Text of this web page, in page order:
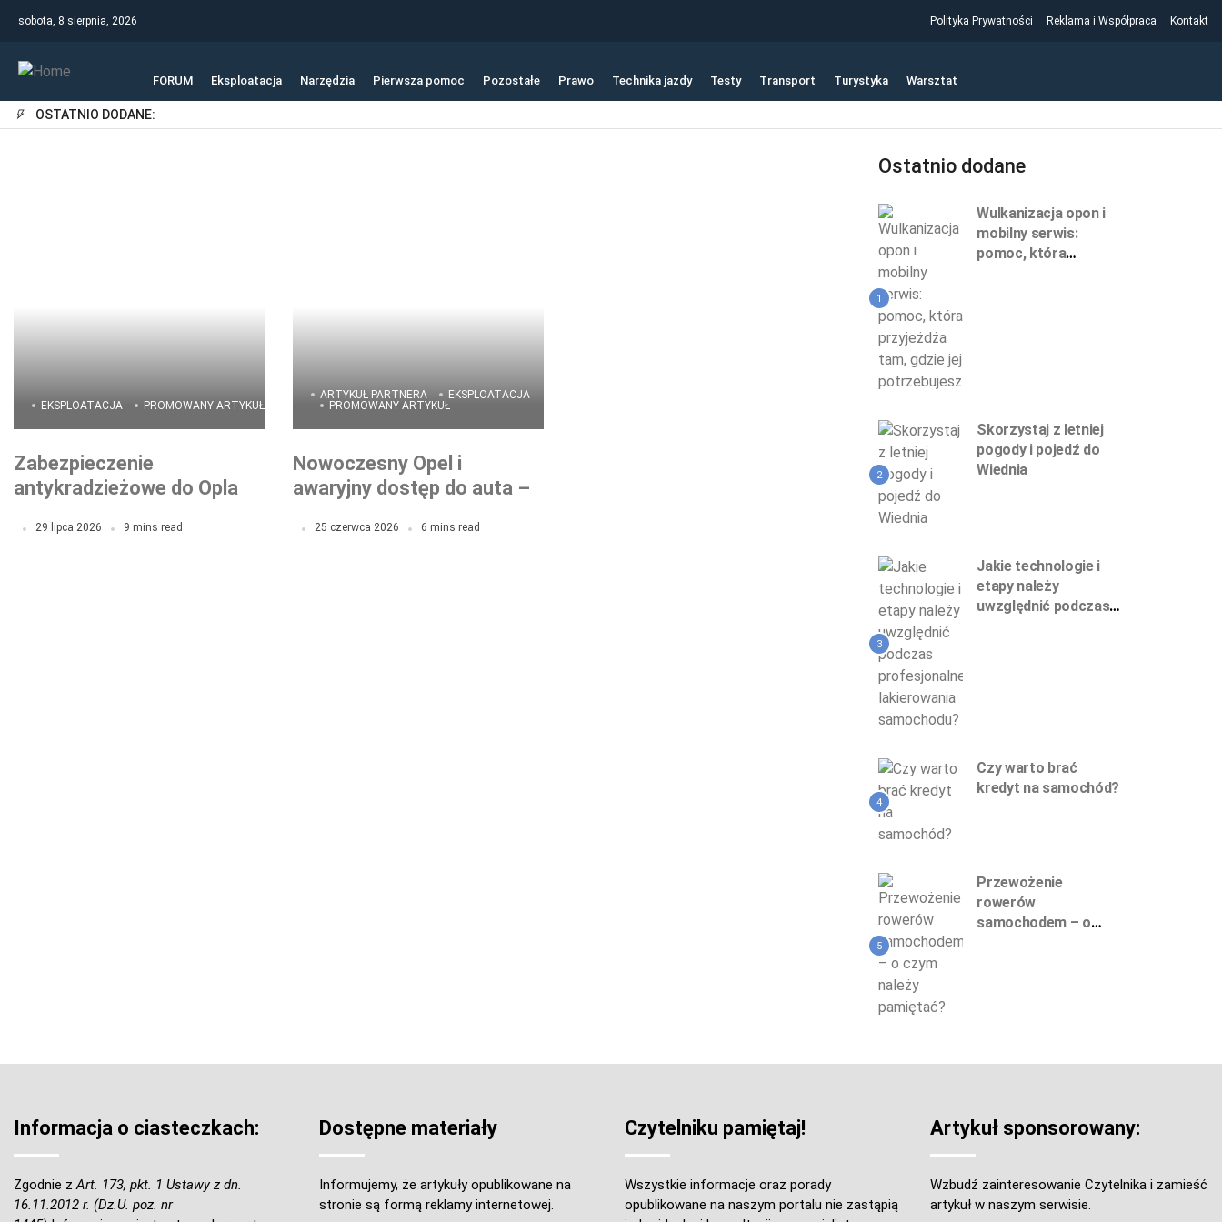
sobota, 8 sierpnia, 2026 Polityka Prywatności Reklama i Współpraca Kontakt
FORUM Eksploatacja Narzędzia Pierwsza pomoc Pozostałe Prawo Technika jazdy Testy Transport Turystyka Warsztat
OSTATNIO DODANE:
EKSPLOATACJA PROMOWANY ARTYKUŁ
Zabezpieczenie
antykradzieżowe do Opla –
auto przed kradzieżą „na
29 lipca 2026 9 mins read
ARTYKUŁ PARTNERA
EKSPLOATACJA
PROMOWANY ARTYKUŁ
Nowoczesny Opel i
awaryjny dostęp do auta –
zabezpieczenia stawiają cię
25 czerwca 2026 6 mins read
Ostatnio dodane
1
Wulkanizacja opon i
mobilny serwis:
pomoc, która
2
Skorzystaj z letniej
pogody i pojedź do
Wiednia
3
Jakie technologie i
etapy należy
uwzględnić podczas
4
Czy warto brać
kredyt na samochód?
5
Przewożenie
rowerów
samochodem – o
Informacja o ciasteczkach:
Zgodnie zArt. 173, pkt. 1 Ustawy z dn.
16.11.2012 r. (Dz.U. poz. nr
Dostępne materiały
Informujemy, że artykuły opublikowane na
stronie są formą reklamy internetowej.
Czytelniku pamiętaj!
Wszystkie informacje oraz porady
opublikowane na naszym portalu nie zastąpią
Artykuł sponsorowany:
Wzbudź zainteresowanie Czytelnika i zamieść
artykuł w naszym serwisie.